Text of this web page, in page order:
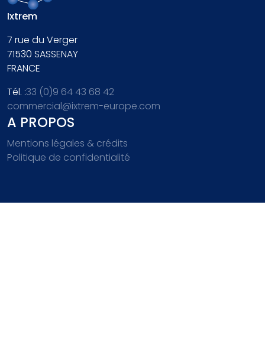
Ixtrem
7 rue du Verger
71530 SASSENAY
FRANCE
Tél. :33 (0)9 64 43 68 42
commercial@ixtrem-europe.com
A PROPOS
Mentions légales & crédits
Politique de confidentialité